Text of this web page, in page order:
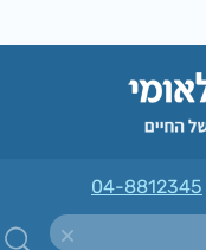
04-